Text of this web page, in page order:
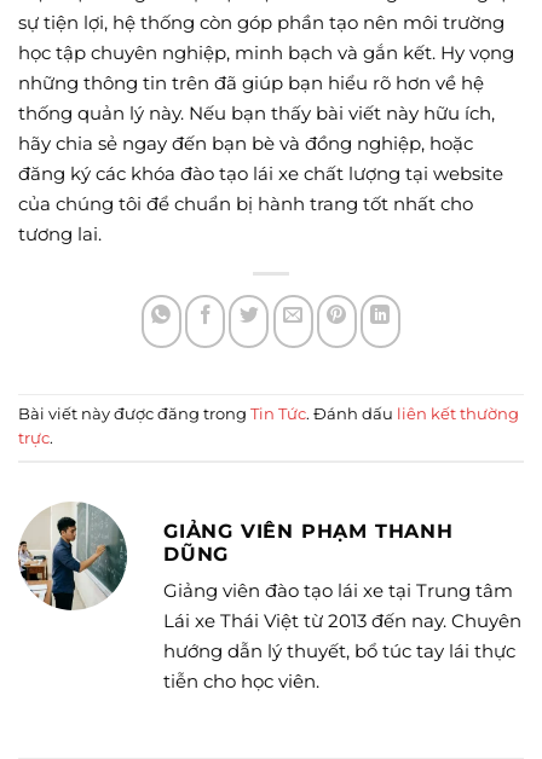
sự tiện lợi, hệ thống còn góp phần tạo nên môi trường
học tập chuyên nghiệp, minh bạch và gắn kết. Hy vọng
những thông tin trên đã giúp bạn hiểu rõ hơn về hệ
thống quản lý này. Nếu bạn thấy bài viết này hữu ích,
hãy chia sẻ ngay đến bạn bè và đồng nghiệp, hoặc
đăng ký các khóa đào tạo lái xe chất lượng tại website
của chúng tôi để chuẩn bị hành trang tốt nhất cho
tương lai.
Bài viết này được đăng trong Tin Tức. Đánh dấu liên kết thường
trực.
GIẢNG VIÊN PHẠM THANH
DŨNG
Giảng viên đào tạo lái xe tại Trung tâm
Lái xe Thái Việt từ 2013 đến nay. Chuyên
hướng dẫn lý thuyết, bổ túc tay lái thực
tiễn cho học viên.